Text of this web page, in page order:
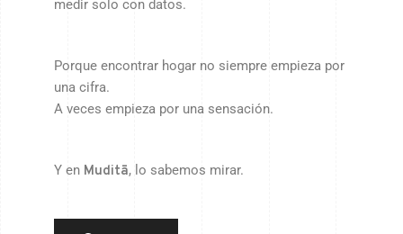
medir solo con datos.
Porque encontrar hogar no siempre empieza por
una cifra.
A veces empieza por una sensación.
Y en Muditā, lo sabemos mirar.